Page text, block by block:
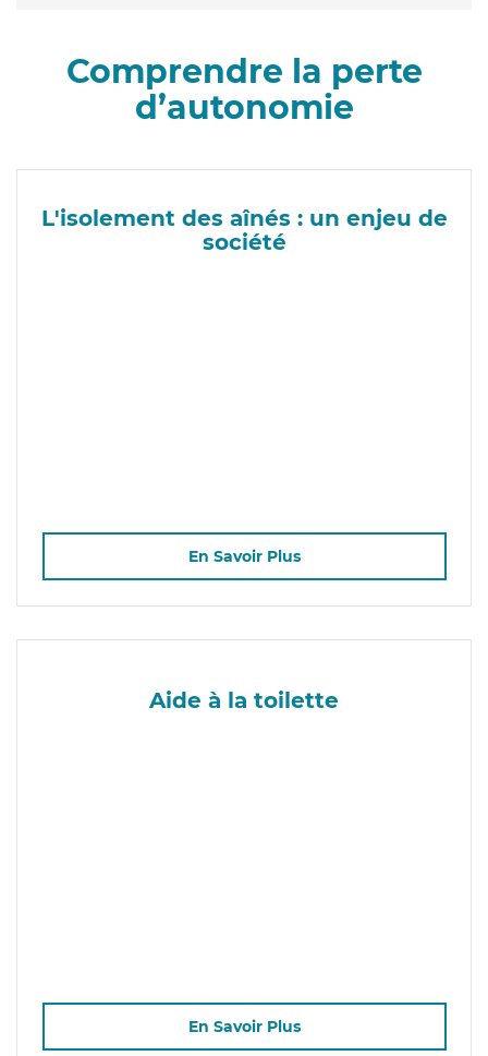
Comprendre la perte
d’autonomie
L'isolement des aînés : un enjeu de
société
En Savoir Plus
Aide à la toilette
En Savoir Plus